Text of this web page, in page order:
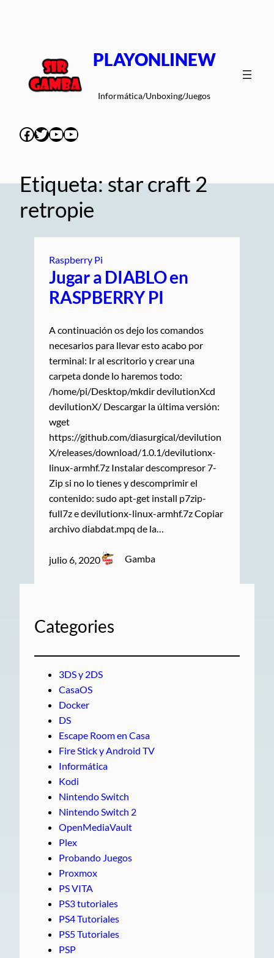
PLAYONLINEW
Informática/Unboxing/Juegos
Facebook
Twitter
YouTube
YouTube
Etiqueta:star craft 2
retropie
Raspberry Pi
Jugar a DIABLO en
RASPBERRY PI
A continuación os dejo los comandos
necesarios para llevar esto acabo por
terminal: Ir al escritorio y crear una
carpeta donde lo haremos todo:
/home/pi/Desktop/mkdir devilutionXcd
devilutionX/ Descargar la última versión:
wget
https://github.com/diasurgical/devilution
X/releases/download/1.0.1/devilutionx-
linux-armhf.7z Instalar descompresor 7-
Zip si no lo tienes y descomprimir el
contenido: sudo apt-get install p7zip-
full7z e devilutionx-linux-armhf.7z Copiar
archivo diabdat.mpq de la…
julio 6, 2020 Gamba
Categories
3DS y 2DS
CasaOS
Docker
DS
Escape Room en Casa
Fire Stick y Android TV
Informática
Kodi
Nintendo Switch
Nintendo Switch 2
OpenMediaVault
Plex
Probando Juegos
Proxmox
PS VITA
PS3 tutoriales
PS4 Tutoriales
PS5 Tutoriales
PSP